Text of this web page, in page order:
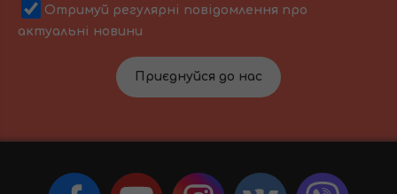
Отримуй регулярні повідомлення про
актуальні новини
Приєднуйся до нас